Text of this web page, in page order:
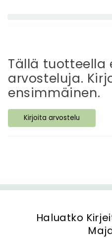
t
ä
v
ä
s
i
ö
Tällä tuotteella
arvosteluja.
ensimmäinen.
Kirjoita arvostelu
Haluatko